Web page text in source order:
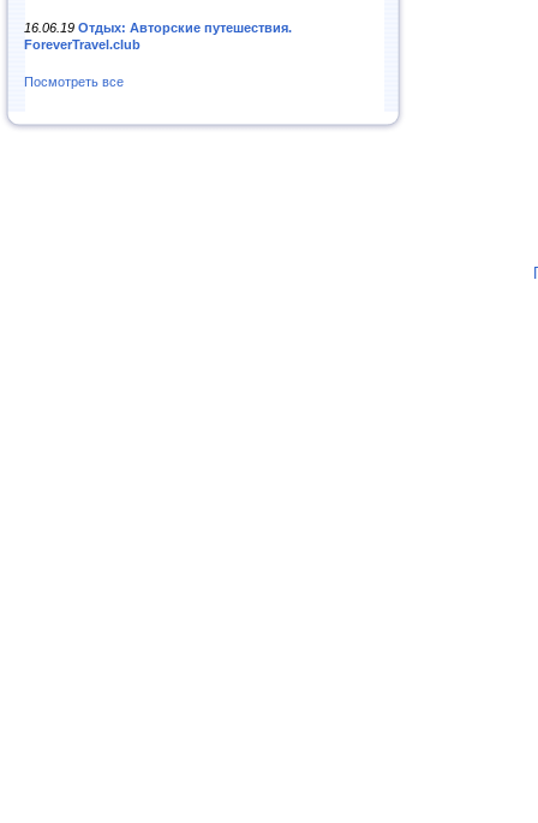
16.06.19 Отдых: Авторские путешествия.
ForeverTravel.club
Посмотреть все